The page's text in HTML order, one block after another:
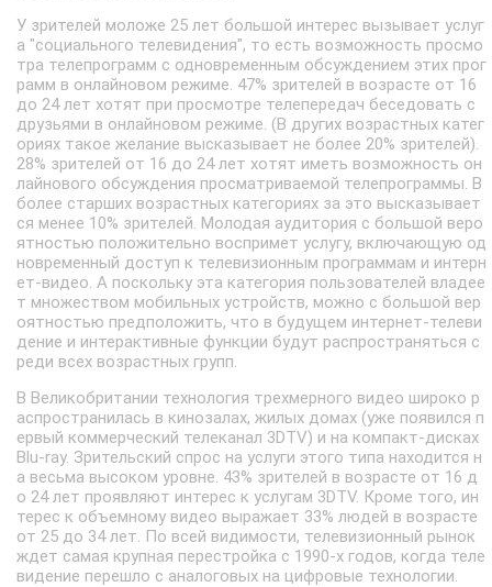
У зрителей моложе 25 лет большой интерес вызывает услуг
а "социального телевидения", то есть возможность просмо
тра телепрограмм с одновременным обсуждением этих прог
рамм в онлайновом режиме. 47% зрителей в возрасте от 16
до 24 лет хотят при просмотре телепередач беседовать с
друзьями в онлайновом режиме. (В других возрастных катег
ориях такое желание высказывает не более 20% зрителей).
28% зрителей от 16 до 24 лет хотят иметь возможность он
лайнового обсуждения просматриваемой телепрограммы. В
более старших возрастных категориях за это высказывает
ся менее 10% зрителей. Молодая аудитория с большой веро
ятностью положительно воспримет услугу, включающую од
новременный доступ к телевизионным программам и интерн
ет-видео. А поскольку эта категория пользователей владее
т множеством мобильных устройств, можно с большой вер
оятностью предположить, что в будущем интернет-телеви
дение и интерактивные функции будут распространяться с
реди всех возрастных групп.
В Великобритании технология трехмерного видео широко р
аспространилась в кинозалах, жилых домах (уже появился п
ервый коммерческий телеканал 3DTV) и на компакт-дисках
Blu-ray. Зрительский спрос на услуги этого типа находится н
а весьма высоком уровне. 43% зрителей в возрасте от 16 д
о 24 лет проявляют интерес к услугам 3DTV. Кроме того, ин
терес к объемному видео выражает 33% людей в возрасте
от 25 до 34 лет. По всей видимости, телевизионный рынок
ждет самая крупная перестройка с 1990-х годов, когда теле
видение перешло с аналоговых на цифровые технологии.